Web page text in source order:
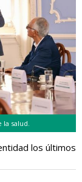
salud.
los últimos